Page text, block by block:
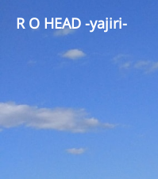
R O HEAD -yajiri-